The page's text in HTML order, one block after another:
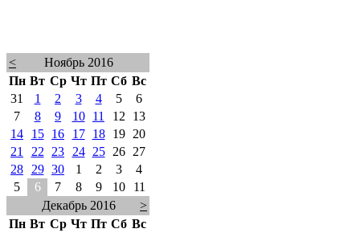
<
Ноябрь 2016
Пн Вт Ср Чт Пт Сб Вс
31
1 2 3 4 5
6
7
8 9 10 11 12
13
14
15 16 17 18 19
20
21
22 23 24 25 26
27
28
29 30 1 2 3
4
5
6 7 8 9 10
11
Декабрь 2016
>
Пн Вт Ср Чт Пт Сб Вс